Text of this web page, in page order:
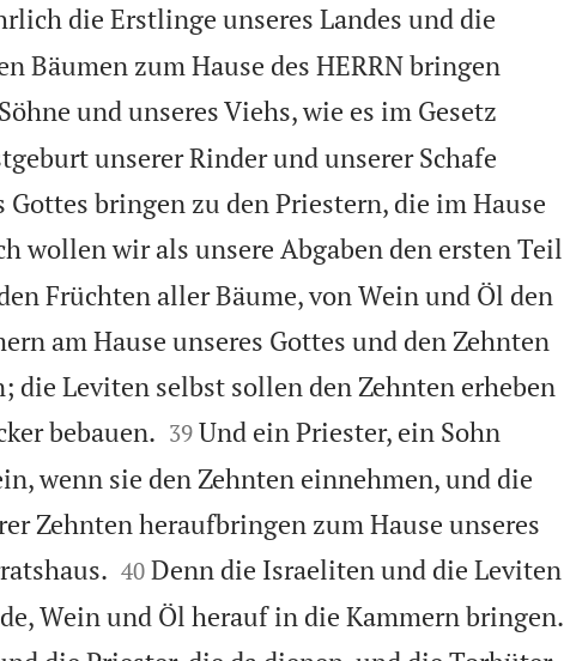
die Erstlinge unseres Landes und die
Bäumen zum Hause des HERRN bringen
und unseres Viehs, wie es im Gesetz
unserer Rinder und unserer Schafe
bringen zu den Priestern, die im Hause
wollen wir als unsere Abgaben den ersten Teil
Früchten aller Bäume, von Wein und Öl den
am Hause unseres Gottes und den Zehnten
die Leviten selbst sollen den Zehnten erheben
bebauen.
39 Und ein Priester, ein Sohn
wenn sie den Zehnten einnehmen, und die
Zehnten heraufbringen zum Hause unseres

40 Denn die Israeliten und die Leviten
Wein und Öl herauf in die Kammern bringen.